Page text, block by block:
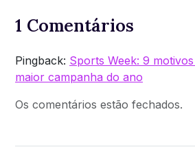
1 Comentários
Pingback: Sports Week: 9
maior campanha do ano
Os comentários estão fechados.